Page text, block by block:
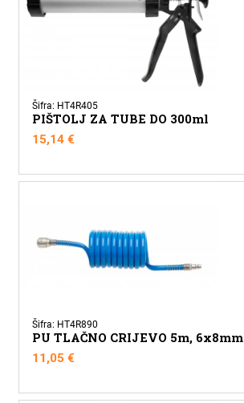
Šifra: HT4R405
PIŠTOLJ ZA TUBE DO 300ml
15,14€
Šifra: HT4R890
PU TLAČNO CRIJEVO 5m, 6x8mm
11,05€